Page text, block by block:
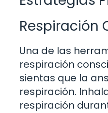
Respiración
Una de las
respiración
sientas que la
respiración.
respiración